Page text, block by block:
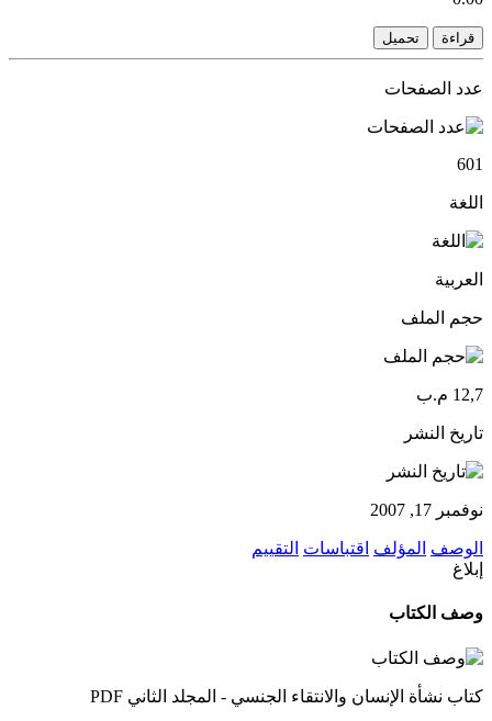
قراءة تحميل
عدد الصفحات
601
اللغة
العربية
حجم الملف
12,7 م.ب
تاريخ النشر
نوفمبر 17, 2007
الوصف المؤلف اقتباسات التقييم
إبلاغ
وصف الكتاب
كتاب نشأة الإنسان والانتقاء الجنسي - المجلد الثاني PDF